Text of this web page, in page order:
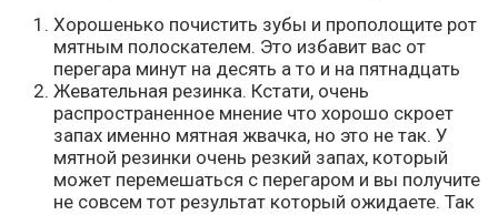
Хорошенько почистить зубы и прополощите рот
мятным полоскателем. Это избавит вас от
перегара минут на десять а то и на пятнадцать
Жевательная резинка. Кстати, очень
распространенное мнение что хорошо скроет
запах именно мятная жвачка, но это не так. У
мятной резинки очень резкий запах, который
может перемешаться с перегаром и вы получите
не совсем тот результат который ожидаете. Так